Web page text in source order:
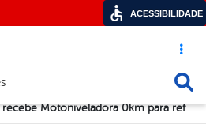
Acesso
Tabira recebe Motoniveladora 0km para reforçar infraestrutura e desenvolvimento rural
ACESSIBILIDADE